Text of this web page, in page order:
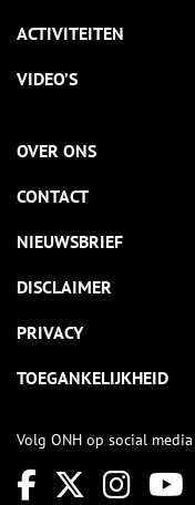
ACTIVITEITEN
VIDEO’S
OVER ONS
CONTACT
NIEUWSBRIEF
DISCLAIMER
PRIVACY
TOEGANKELIJKHEID
Volg ONH op social media